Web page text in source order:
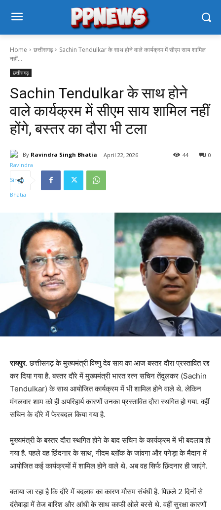
Home छत्तीसगढ़
Sachin Tendulkar के साथ होने वाले कार्यक्रम में सीएम साय शामिल
नहीं...
छत्तीसगढ़
Sachin Tendulkar के साथ होने
वाले कार्यक्रम में सीएम साय शामिल नहीं
होंगे, बस्तर का दौरा भी टला
By Ravindra Singh Bhatia April 22, 2026 0
44
रायपुर. छत्तीसगढ़ के मुख्यमंत्री विष्णु देव साय का आज बस्तर दौरा प्रस्तावित रद्द
कर दिया गया है. बस्तर दौरे में मुख्यमंत्री भारत रत्न सचिन तेंदुलकर (Sachin
Tendulkar) के साथ आयोजित कार्यक्रम में भी शामिल होने वाले थे. लेकिन
मंगलवार शाम को ही अपरिहार्य कारणों उनका प्रस्तावित दौरा स्थगित हो गया. वहीं
सचिन के दौरे में फेरबदल किया गया है.
मुख्यमंत्री के बस्तर दौरा स्थगित होने के बाद सचिन के कार्यक्रम में भी बदलाव हो
गया है. पहले वह छिंंदनार के साथ, गीदम ब्लॉक के जांवगा और पनेड़ा के मैदान में
आयोजित कई कार्यक्रमों में शामिल होने वाले थे. अब वह सिर्फ छिंदनार ही जाएंगे.
बताया जा रहा है कि दौरे में बदलाव का कारण मौसम संबंधी है. पिछले 2 दिनों से
दंतेवाड़ा में तेज बारिश और आंधी के साथ काफी ओले बरसे थे. वहीं सुरक्षा कारणों